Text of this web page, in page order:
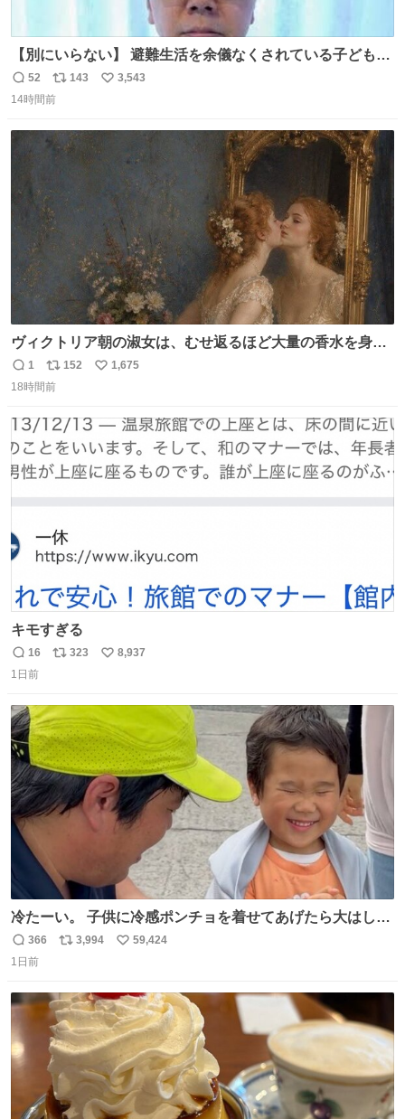
【別にいらない】 避難生活を余儀なくされている子どもた
ちのためにヒカキンボックス1000個を寄付させていただき
ました
返
信
52
リ
ポ
ト
143
い
3,543
14時間前
ヴィクトリア朝の淑女は、むせ返るほど大量の香水を身に
つけるものではないとされていた。それでも香水は、髪や
肌の手入れと同じくらい、ヴィクトリア朝の女性達の美容
が知る香水よりも単純な組成で、その大部分は薔薇、菫、
ベルガモット、
返
信
1
リ
ポ
ト
数
152
い
数
1,675
18時間前
キモすぎる
返
信
16
リ
ト
数
323
い
数
8,937
1日前
冷たーい。 子供に冷感ポンチョを着せてあげたら大はしゃ
ぎで喜んでくれました。 こんな素敵な代物を提供してくれ
た山口県の恩師に感謝。
返
信
366
リ
ト
数
3,994
い
数
59,424
1日前